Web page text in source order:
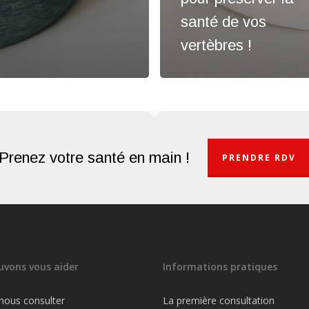
santé de vos
vertèbres !
Prenez votre santé en main ! PRENDRE RDV
vous aider
consulter
Informations pratiques
La première consultation